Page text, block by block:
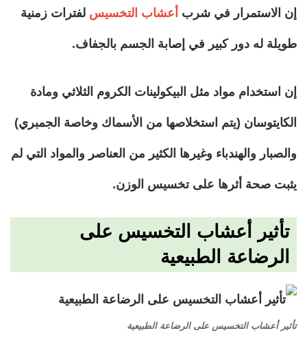
إن الاستمرار في شرب أعشاب التخسيس لفترات زمنية
طويلة له دور كبير في إصابة الجسم بالجفاف.
إن استخدام مواد مثل البيكولينات الكروم الثلاثي ومادة
الكايتوسان (يتم استخلاصها من الأسماك وخاصة الجمبري)
والصبار والهندباء وغيرها الكثير من العناصر والمواد التي لم
يثبت صحة أثرها على تخسيس الوزن.
تأثير أعشاب التخسيس على
الرضاعة الطبيعية
تأثير أعشاب التخسيس على الرضاعة الطبيعية